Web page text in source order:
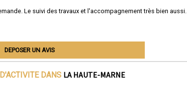
Le suivi des travaux et l'accompagnement très bien aussi.
DEPOSER UN AVIS
DANS LA HAUTE-MARNE